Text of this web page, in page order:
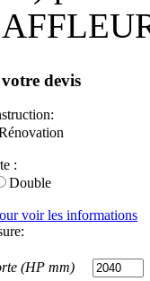
devis
:
Double
(HP mm)